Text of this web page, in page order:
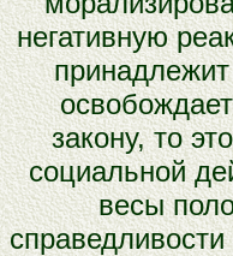
негативную
закону, то
социальной
весы